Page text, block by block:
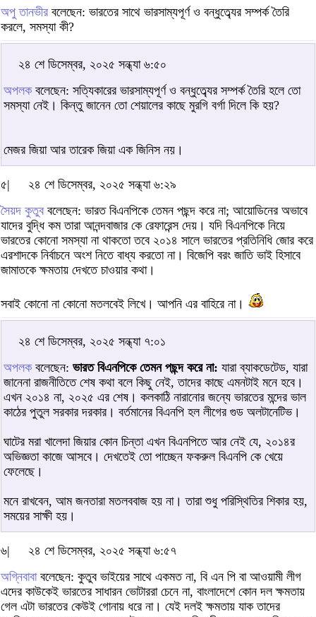
অপু তানভীর বলেছেন: ভারতের সাথে ভারসাম্যপূর্ণ ও বন্ধুত্ব্যের সম্পর্ক তৈরি
করলে, সমস্যা কী?
২৪ শে ডিসেম্বর, ২০২৫ সন্ধ্যা ৬:৫০
অপলক বলেছেন: সত্যিকারের ভারসাম্যপূর্ণ ও বন্ধুত্ব্যের সম্পর্ক তৈরি হলে তো
সমস্যা নেই। কিন্তু জানেন তো শেয়ালের কাছে মুরগি বর্গা দিলে কি হয়?
মেজর জিয়া আর তারেক জিয়া এক জিনিস নয়।
৫|
২৪ শে ডিসেম্বর, ২০২৫ সন্ধ্যা ৬:২৯
সৈয়দ কুতুব বলেছেন: ভারত বিএনপিকে তেমন পছন্দ করে না; আয়োডিনের অভাবে
যাদের বুদ্ধি কম তারা আনন্দবাজার কে রেফারেন্স দেয়। যদি বিএনপিকে নিয়ে
ভারতের কোনো সমস্যা না থাকতো তবে ২০১৪ সালে ভারতের প্রতিনিধি জোর করে
এরশাদকে নির্বাচনে অংশ নিতে বাধ্য করতো না। বিজেপি বরং জাতি ভাই হিসাবে
জামাতকে ক্ষমতায় দেখতে চাওয়ার কথা।
সবাই কোনো না কোনো মতলবেই লিখে। আপনি এর বাহিরে না।
২৪ শে ডিসেম্বর, ২০২৫ সন্ধ্যা ৭:০১
অপলক বলেছেন: ভারত বিএনপিকে তেমন পছন্দ করে না: যারা ব্যাকডেটেড, যারা
জানেনা রাজনীতিতে শেষ কথা বলে কিছু নেই, তাদের কাছে এমনটাই মনে হবে।
এখন ২০১৪ না, ২০২৫ এর শেষ। কলকাঠি নারানোর জন্যে ভারতের মন্দের ভাল
কাঠের পুতুল সরকার দরকার। বর্তমানের বিএনপি হল লীগের গুড অলটানেটিভ।
ঘাটের মরা খালেদা জিয়ার কোন চিন্তা এখন বিএনপিতে আর নেই যে, ২০১৪র
অভিজ্ঞতা কাজে আসবে। দেখতেই তো পাচ্ছেন ফকরুল বিএনপি কে খেয়ে
ফেলেছে।
মনে রাখবেন, আম জনতারা মতলববাজ হয় না। তারা শুধু পরিস্থিতির শিকার হয়,
সময়ের সাক্ষী হয়।
৬|
২৪ শে ডিসেম্বর, ২০২৫ সন্ধ্যা ৬:৫৭
অগ্নিবাবাবলেছেন: কুতুব ভাইয়ের সাথে একমত না, বি এন পি বা আওয়ামী লীগ
এদের কাউকেই ভারতের সাধারন ভোটাররা চেনে না, বাংলাদেশে কোন দল ক্ষমতায়
গেল এটা ভারতের কেউই গোনায় ধরে না। যেই দলই ক্ষমতায় যাক তাদের